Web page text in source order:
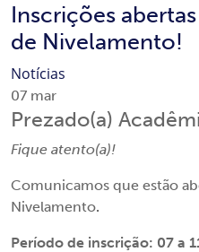
Inscrições
de Nivelamento!
Notícias
07 mar
Prezado(a)
Fique atento(a)!
Comunicamos que estão
Nivelamento.
Período de inscrição: 07 a